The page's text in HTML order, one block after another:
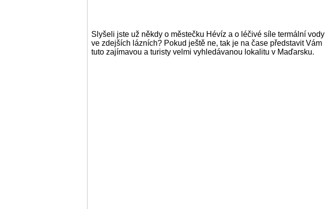
Slyšeli jste už někdy o městečku Hévíz a o léčivé síle termální vody
ve zdejších lázních? Pokud ještě ne, tak je na čase představit Vám
tuto zajímavou a turisty velmi vyhledávanou lokalitu v Maďarsku.